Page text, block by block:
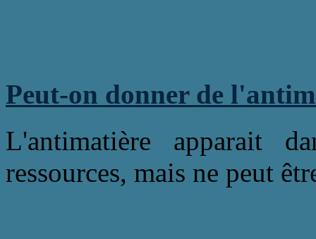
Peut-on donner de
L'antimatière apparait
ressources, mais ne peut